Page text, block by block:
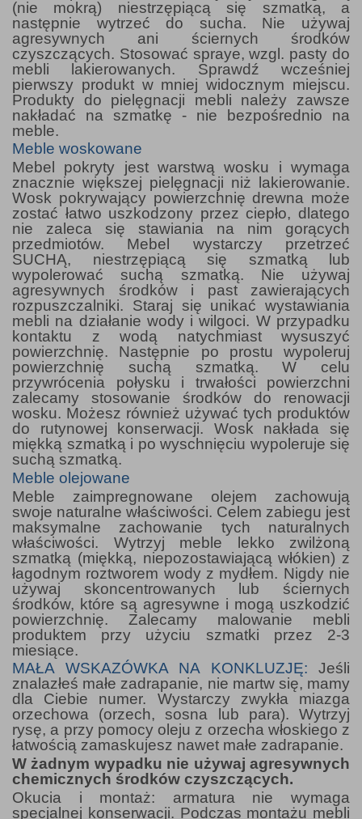
(nie mokrą) niestrzępiącą się szmatką, a
następnie wytrzeć do sucha. Nie używaj
agresywnych ani ściernych środków
czyszczących. Stosować spraye, wzgl. pasty do
mebli lakierowanych. Sprawdź wcześniej
pierwszy produkt w mniej widocznym miejscu.
Produkty do pielęgnacji mebli należy zawsze
nakładać na szmatkę - nie bezpośrednio na
meble.
Meble woskowane
Mebel pokryty jest warstwą wosku i wymaga
znacznie większej pielęgnacji niż lakierowanie.
Wosk pokrywający powierzchnię drewna może
zostać łatwo uszkodzony przez ciepło, dlatego
nie zaleca się stawiania na nim gorących
przedmiotów. Mebel wystarczy przetrzeć
SUCHĄ, niestrzępiącą się szmatką lub
wypolerować suchą szmatką. Nie używaj
agresywnych środków i past zawierających
rozpuszczalniki. Staraj się unikać wystawiania
mebli na działanie wody i wilgoci. W przypadku
kontaktu z wodą natychmiast wysuszyć
powierzchnię. Następnie po prostu wypoleruj
powierzchnię suchą szmatką. W celu
przywrócenia połysku i trwałości powierzchni
zalecamy stosowanie środków do renowacji
wosku. Możesz również używać tych produktów
do rutynowej konserwacji. Wosk nakłada się
miękką szmatką i po wyschnięciu wypoleruje się
suchą szmatką.
Meble olejowane
Meble zaimpregnowane olejem zachowują
swoje naturalne właściwości. Celem zabiegu jest
maksymalne zachowanie tych naturalnych
właściwości. Wytrzyj meble lekko zwilżoną
szmatką (miękką, niepozostawiającą włókien) z
łagodnym roztworem wody z mydłem. Nigdy nie
używaj skoncentrowanych lub ściernych
środków, które są agresywne i mogą uszkodzić
powierzchnię. Zalecamy malowanie mebli
produktem przy użyciu szmatki przez 2-3
miesiące.
MAŁA WSKAZÓWKA NA KONKLUZJĘ: Jeśli
znalazłeś małe zadrapanie, nie martw się, mamy
dla Ciebie numer. Wystarczy zwykła miazga
orzechowa (orzech, sosna lub para). Wytrzyj
rysę, a przy pomocy oleju z orzecha włoskiego z
łatwością zamaskujesz nawet małe zadrapanie.
W żadnym wypadku nie używaj agresywnych
chemicznych środków czyszczących.
Okucia i montaż: armatura nie wymaga
specjalnej konserwacji. Podczas montażu mebli